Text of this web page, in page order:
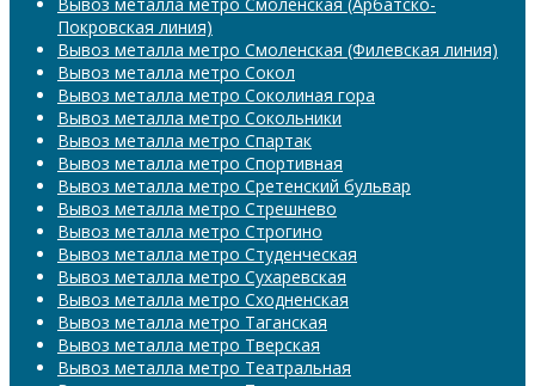
Покровская линия)
Вывоз металла метро Смоленская (Филевская линия)
Вывоз металла метро Сокол
Вывоз металла метро Соколиная гора
Вывоз металла метро Сокольники
Вывоз металла метро Спартак
Вывоз металла метро Спортивная
Вывоз металла метро Сретенский бульвар
Вывоз металла метро Стрешнево
Вывоз металла метро Строгино
Вывоз металла метро Студенческая
Вывоз металла метро Сухаревская
Вывоз металла метро Сходненская
Вывоз металла метро Таганская
Вывоз металла метро Тверская
Вывоз металла метро Театральная